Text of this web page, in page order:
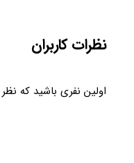
نظرات کاربران
اولین نفری باشید که